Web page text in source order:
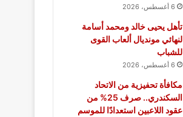
6 أغسطس، 2026
تأهل يحيى خالد ومحمد أسامة
لنهائي مونديال ألعاب القوى
للشباب
6 أغسطس، 2026
مكافأة تحفيزية من الاتحاد
السكندري.. صرف 25% من
عقود اللاعبين استعدادًا للموسم